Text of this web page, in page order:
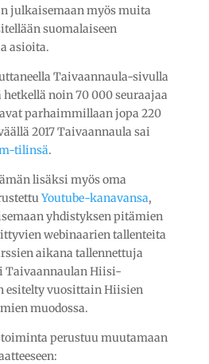
julkaisemaan myös muita
suomalaiseen
asioita.
Taivaannaula-sivulla
hetkellä noin 70 000 seuraajaa
parhaimmillaan jopa 220
2017 Taivaannaula sai
tilinsä.
lisäksi myös oma
Youtube-kanavansa,
yhdistyksen pitämien
webinaarien tallenteita
aikana tallennettuja
Taivaannaulan Hiisi-
esitelty vuosittain Hiisien
muodossa.
perustuu muutamaan